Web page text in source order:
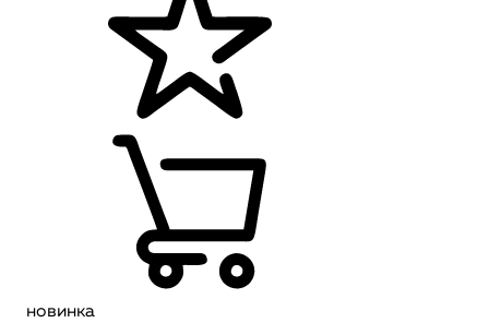
новинка